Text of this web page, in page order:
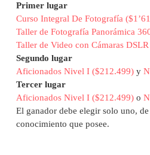
Primer lugar
Curso Integral De Fotografía
Taller de Fotografía Panorámica
Taller de Video con Cámaras
Segundo lugar
Aficionados Nivel I ($212.499)y
Tercer lugar
Aficionados Nivel I ($212.499)o
El ganador debe elegir solo uno,
conocimiento que posee.